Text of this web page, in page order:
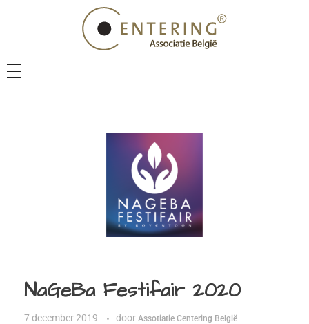
CENTERING PRACTITIONER
CENTERING COACH
VIND IEMAND IN JE BUURT
CENTERING ACADEMY
NaGeBa Festifair 2020
7 december 2019 door Assotiatie Centering België